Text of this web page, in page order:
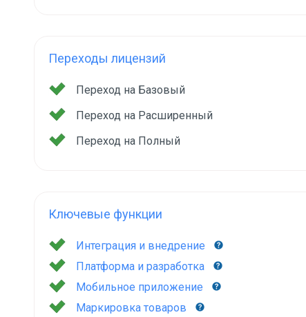
Переходы лицензий
Переход на Базовый
Переход на Расширенный
Переход на Полный
Ключевые функции
Интеграция и внедрение
Платформа и разработка
Мобильное приложение
Маркировка товаров